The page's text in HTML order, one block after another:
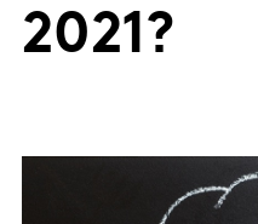
2021?